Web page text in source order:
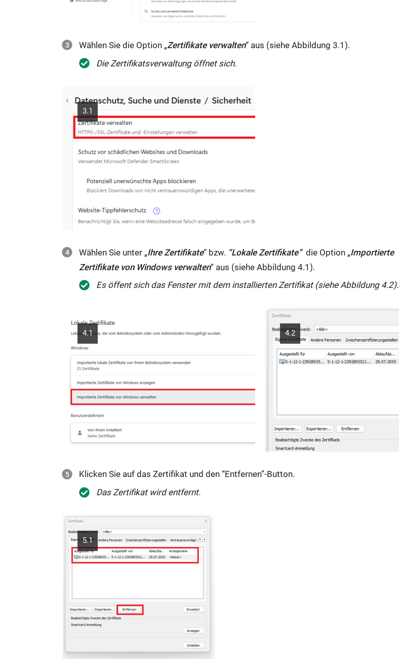
Wählen Sie die Option „Zertifikate verwalten“ aus (siehe Abbildung 3.1).
Die Zertifikatsverwaltung öffnet sich.
3.1
Wählen Sie unter „Ihre Zertifikate“ bzw. “Lokale Zertifikate”die Option „Importierte
Zertifikate von Windows verwalten“ aus (siehe Abbildung 4.1).
Es öffent sich das Fenster mit dem installierten Zertifikat (siehe Abbildung 4.2).
4.1 4.2
Klicken Sie auf das Zertifikat und den “Entfernen”-Button.
Das Zertifikat wird entfernt.
5.1